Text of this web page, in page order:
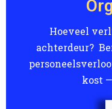
Hoeveel
achterdeur?
kost